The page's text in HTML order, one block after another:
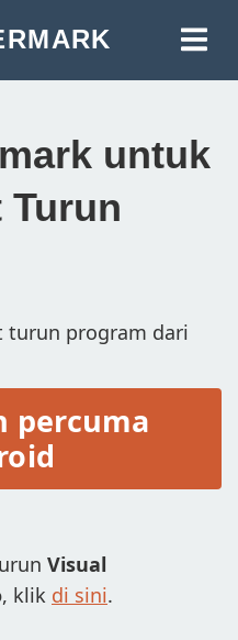
TALIAN
TALIAN
FOTO
untuk
turun program dari
percuma
Visual
, klik di sini.